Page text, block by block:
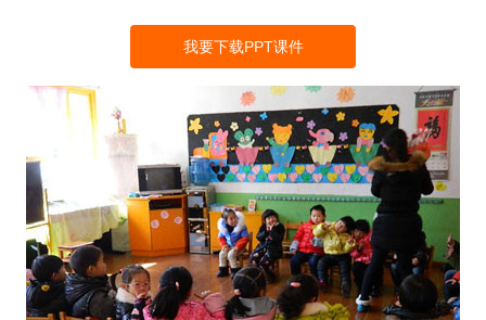
我要下载PPT课件